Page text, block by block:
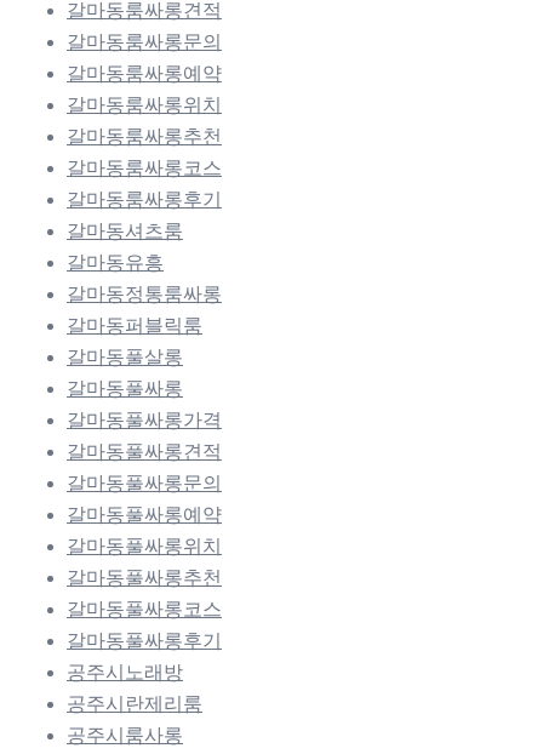
갈마동룸싸롱견적
갈마동룸싸롱문의
갈마동룸싸롱예약
갈마동룸싸롱위치
갈마동룸싸롱추천
갈마동룸싸롱코스
갈마동룸싸롱후기
갈마동셔츠룸
갈마동유흥
갈마동정통룸싸롱
갈마동퍼블릭룸
갈마동풀살롱
갈마동풀싸롱
갈마동풀싸롱가격
갈마동풀싸롱견적
갈마동풀싸롱문의
갈마동풀싸롱예약
갈마동풀싸롱위치
갈마동풀싸롱추천
갈마동풀싸롱코스
갈마동풀싸롱후기
공주시노래방
공주시란제리룸
공주시룸사롱